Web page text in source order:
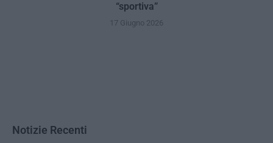
“sportiva”
17 Giugno 2026
Notizie Recenti